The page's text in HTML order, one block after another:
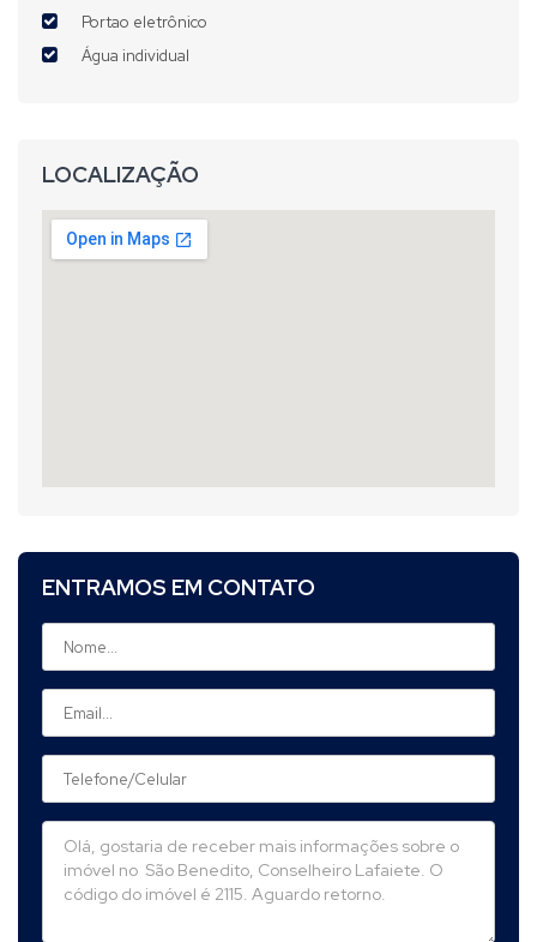
Portao eletrônico
Água individual
LOCALIZAÇÃO
ENTRAMOS EM CONTATO